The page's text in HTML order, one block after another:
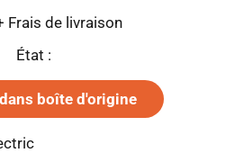
Frais de livraison
État :
boîte d'origine